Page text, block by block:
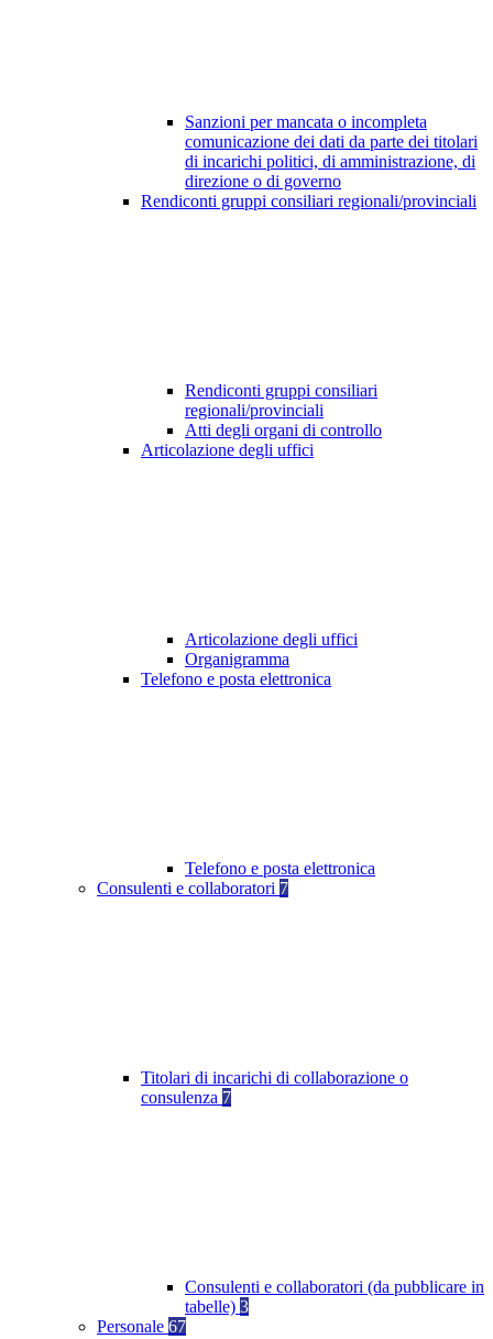
Sanzioni per mancata o incompleta
comunicazione dei dati da parte dei titolari
di incarichi politici, di amministrazione, di
direzione o di governo
Rendiconti gruppi consiliari regionali/provinciali
Rendiconti gruppi consiliari
regionali/provinciali
Atti degli organi di controllo
Articolazione degli uffici
Articolazione degli uffici
Organigramma
Telefono e posta elettronica
Telefono e posta elettronica
Consulenti e collaboratori 7
Titolari di incarichi di collaborazione o
consulenza 7
Consulenti e collaboratori (da pubblicare in
tabelle) 3
Personale 67